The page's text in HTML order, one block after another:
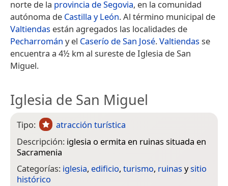
norte de la provincia de Segovia, en la comunidad
autónoma de Castilla y León. Al término municipal de
Valtiendas están agregados las localidades de
Pecharromán y el Caserío de San José.Valtiendasse
encuentra a 4½ km al sureste de Iglesia de San
Miguel.
Iglesia de San Miguel
Tipo:
atracción turística
Descripción: iglesia o ermita en ruinas situada en
Sacramenia
Categorías: iglesia, edificio, turismo, ruinas ysitio
histórico